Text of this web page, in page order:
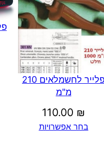
פלייר לחשמלאים 210
מ"מ
110.00 ₪
בחר אפשרויות